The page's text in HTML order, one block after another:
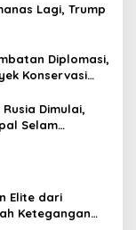
Lagi, Trump
Diplomasi,
Konservasi
Dimulai,
Selam
Elite dari
Ketegangan